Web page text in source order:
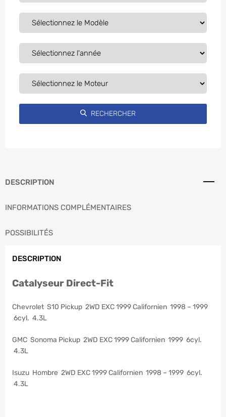
DESCRIPTION
INFORMATIONS COMPLÉMENTAIRES
POSSIBILITÉS
DESCRIPTION
Catalyseur Direct-Fit
Chevrolet S10 Pickup 2WD EXC 1999 Californien 1998 – 1999
6cyl. 4.3L
GMC Sonoma Pickup 2WD EXC 1999 Californien 1999 6cyl.
4.3L
Isuzu Hombre 2WD EXC 1999 Californien 1998 – 1999 6cyl.
4.3L